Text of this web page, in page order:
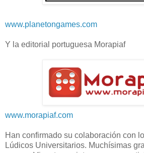
www.planetongames.com
Y la editorial portuguesa Morapiaf
www.morapiaf.com
Han confirmado su colaboración con
Lúdicos Universitarios. Muchísimas